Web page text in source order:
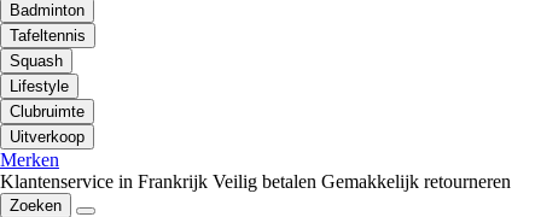
Badminton
Tafeltennis
Squash
Lifestyle
Clubruimte
Uitverkoop
Merken
Klantenservice in Frankrijk Veilig betalen Gemakkelijk retourneren
Zoeken